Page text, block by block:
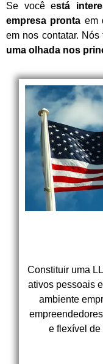
Se você está
empresa pronta em
em nos contatar.
uma olhada nos
Constituir uma
ativos pessoais
ambiente
e flexível de